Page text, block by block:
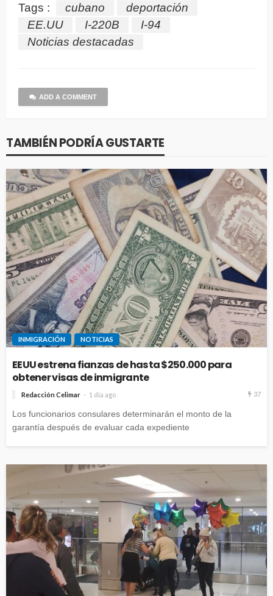
Tags : cubano
deportación
EE.UU
I-220B
I-94
Noticias destacadas
ADD A COMMENT
TAMBIÉN PODRÍA GUSTARTE
INMIGRACIÓN NOTICIAS
EEUU estrena fianzas de hasta $250.000 para
obtener visas de inmigrante
Redacción Celimar 1 día ago 37
Los funcionarios consulares determinarán el monto de la
garantía después de evaluar cada expediente